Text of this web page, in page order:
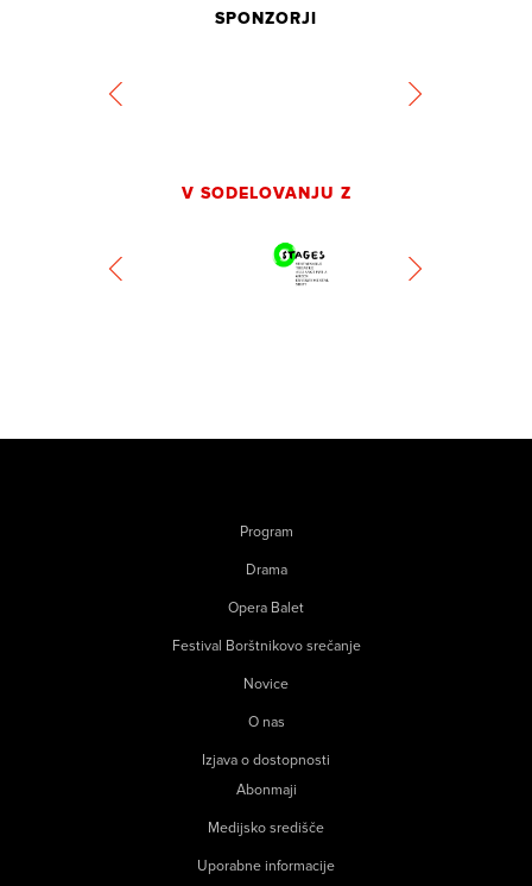
SPONZORJI
V SODELOVANJU Z
Program
Drama
Opera Balet
Festival Borštnikovo srečanje
Novice
O nas
Izjava o dostopnosti
Abonmaji
Medijsko središče
Uporabne informacije